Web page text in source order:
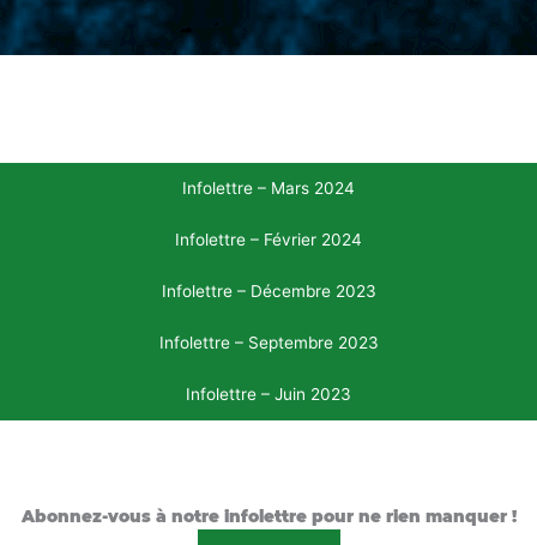
Infolettre – Mars 2024
Infolettre – Février 2024
Infolettre – Décembre 2023
Infolettre – Septembre 2023
Infolettre – Juin 2023
Abonnez-vous à notre infolettre pour ne rien manquer !